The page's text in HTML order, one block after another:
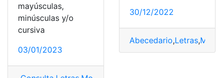
mayúsculas,
minúsculas y/o
cursiva
03/01/2023
30/12/2022
Abecedario,Letras,